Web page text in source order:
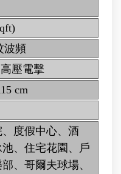
波頻
壓電擊
cm
度假中心、酒
、住宅花園、戶
、哥爾夫球場、